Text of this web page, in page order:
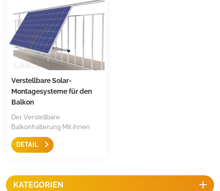
Verstellbare Solar-
Montagesysteme für den
Balkon
Der Verstellbare
Balkonhalterung Mit ihnen
können Sie je nach Jahreszeit
Ihren idealen Winkel
und stabil auf Ihrem Balkon
befestigen. Hochwertiges
DETAIL
KATEGORIEN